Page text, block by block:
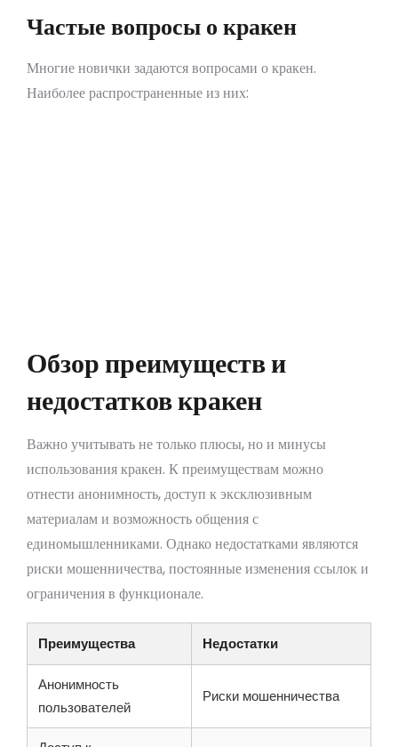
Частые вопросы о кракен
Многие новички задаются вопросами о кракен.
Наиболее распространенные из них:
Обзор преимуществ и
недостатков кракен
Важно учитывать не только плюсы, но и минусы
использования кракен. К преимуществам можно
отнести анонимность, доступ к эксклюзивным
материалам и возможность общения с
единомышленниками. Однако недостатками являются
риски мошенничества, постоянные изменения ссылок и
ограничения в функционале.
Преимущества Недостатки
Анонимность
пользователей
Риски мошенничества